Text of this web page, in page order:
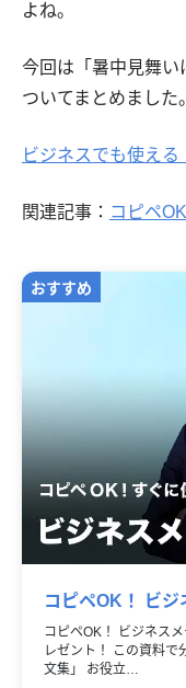
よね。
今回は「暑中見舞い
ついてまとめました。
ビジネスでも使え
関連記事： コピペ
コピペOK！ ビジ
コピペOK！ ビジネス
レゼント！ この資料で
文集」 お役立…